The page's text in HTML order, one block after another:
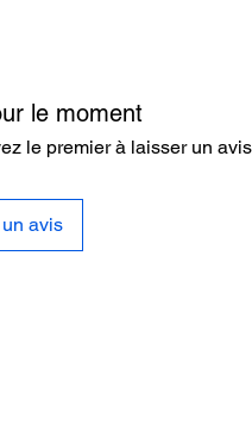
le moment
le premier à laisser un
avis